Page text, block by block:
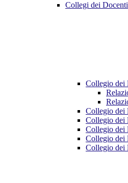
Collegi dei Docenti
Collegio dei
Collegio dei
Collegio dei
Collegio dei
Collegio dei
Collegio dei